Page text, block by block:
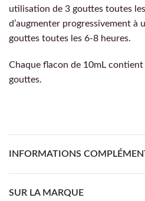
utilisation de 3 gouttes toutes
d’augmenter progressivement à
gouttes toutes les 6-8 heures.
Chaque flacon de 10mL
gouttes.
INFORMATIONS
SUR LA MARQUE